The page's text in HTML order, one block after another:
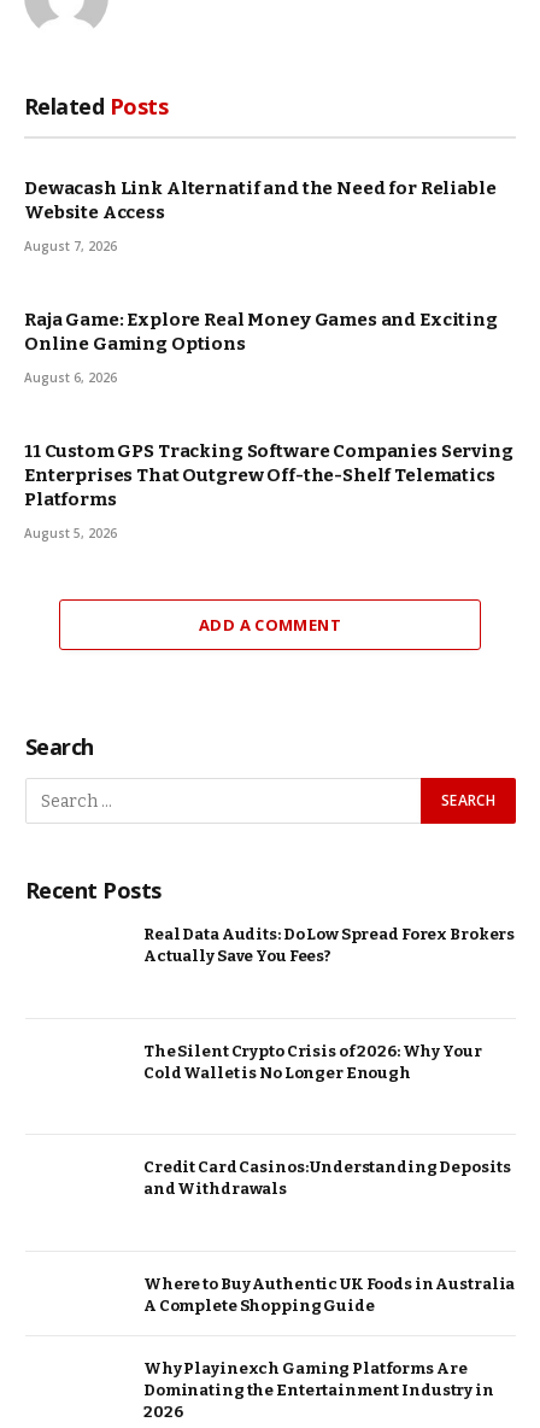
Related Posts
Dewacash Link Alternatif and the Need for Reliable
Website Access
August 7, 2026
Raja Game: Explore Real Money Games and Exciting
Online Gaming Options
August 6, 2026
11 Custom GPS Tracking Software Companies Serving
Enterprises That Outgrew Off-the-Shelf Telematics
Platforms
August 5, 2026
ADD A COMMENT
Search
Recent Posts
Real Data Audits: Do Low Spread Forex Brokers
Actually Save You Fees?
The Silent Crypto Crisis of 2026: Why Your
Cold Wallet is No Longer Enough
Credit Card Casinos: Understanding Deposits
and Withdrawals
Where to Buy Authentic UK Foods in Australia
A Complete Shopping Guide
Why Playinexch Gaming Platforms Are
Dominating the Entertainment Industry in
2026